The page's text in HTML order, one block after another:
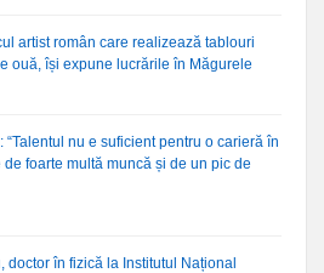
artist român care realizează tablouri
ouă, își expune lucrările în Măgurele
“Talentul nu e suficient pentru o carieră în
foarte multă muncă și de un pic de
doctor în fizică la Institutul Național